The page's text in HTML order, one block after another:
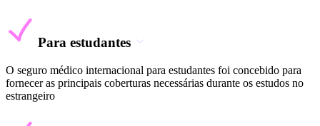
Para estudantes
O seguro médico internacional para estudantes foi concebido para
fornecer as principais coberturas necessárias durante os estudos no
estrangeiro